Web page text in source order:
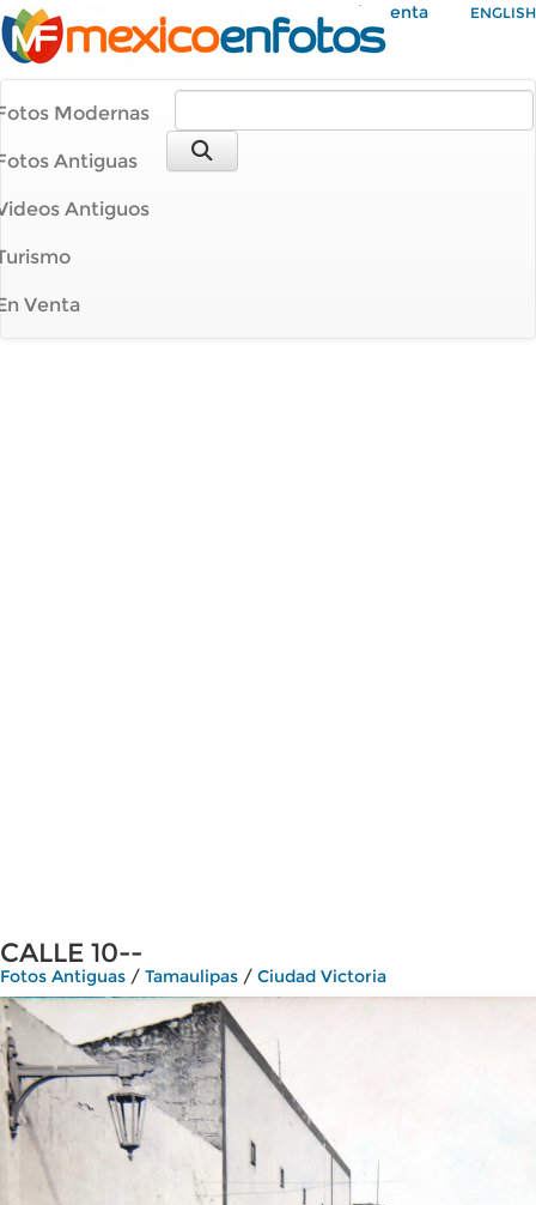
Mi Cuenta ENGLISH
Modernas
Antiguas
Antiguos
Venta
CALLE 10--
Fotos Antiguas / Tamaulipas / Ciudad Victoria